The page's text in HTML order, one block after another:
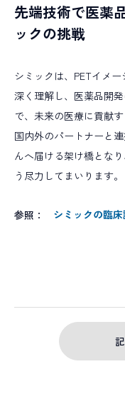
先端技術で医薬
ックの挑戦
シミックは、PETイメ
深く理解し、医薬品開
で、未来の医療に貢献
国内外のパートナーと
んへ届ける架け橋とな
う尽力してまいります。
参照： シミックの臨